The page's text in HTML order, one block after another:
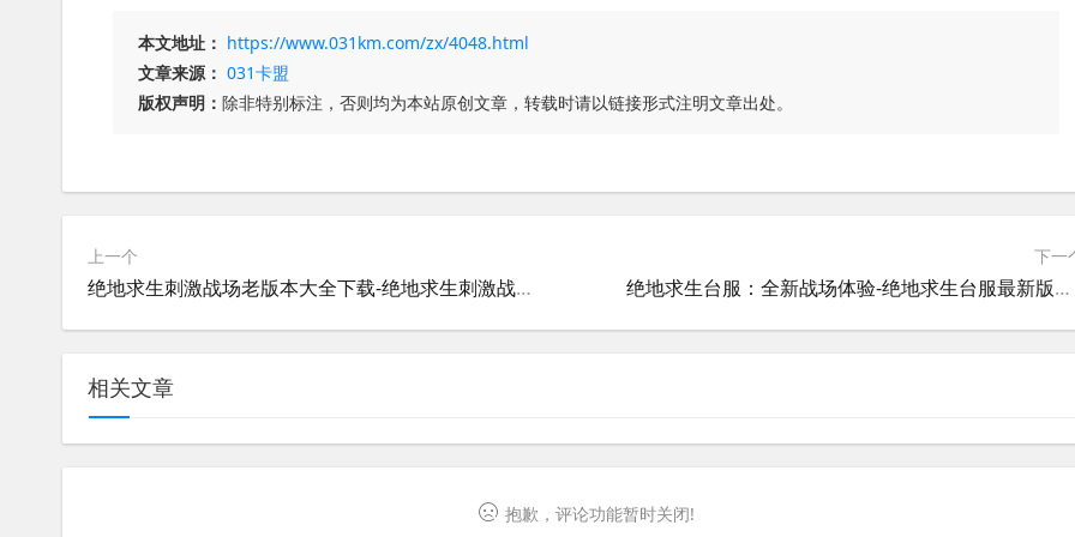
本文地址： https://www.031km.com/zx/4048.html
文章来源： 031卡盟
版权声明： 除非特别标注，否则均为本站原创文章，转载时请以链接形式注明文章出处。
上一个
绝地求生刺激战场老版本大全下载-绝地求生刺激战场旧版游戏资源合集
下一
绝地求生台服：全新战场体验-绝地求生台服最新版本与游戏攻略
相关文章
抱歉，评论功能暂时关闭!